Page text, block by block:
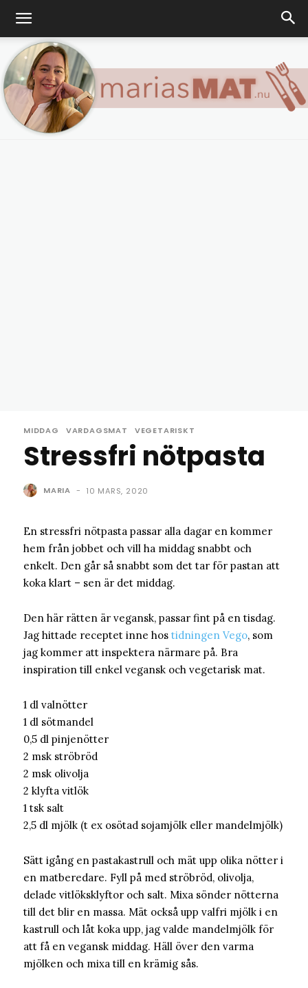
MIDDAG VARDAGSMAT VEGETARISKT
Stressfri nötpasta
MARIA - 10 MARS, 2020
En stressfri nötpasta passar alla dagar en kommer
hem från jobbet och vill ha middag snabbt och
enkelt. Den går så snabbt som det tar för pastan att
koka klart – sen är det middag.
Den här rätten är vegansk, passar fint på en tisdag.
Jag hittade receptet inne hos tidningen Vego, som
jag kommer att inspektera närmare på. Bra
inspiration till enkel vegansk och vegetarisk mat.
1 dl valnötter
1 dl sötmandel
0,5 dl pinjenötter
2 msk ströbröd
2 msk olivolja
2 klyfta vitlök
1 tsk salt
2,5 dl mjölk (t ex osötad sojamjölk eller mandelmjölk)
Sätt igång en pastakastrull och mät upp olika nötter i
en matberedare. Fyll på med ströbröd, olivolja,
delade vitlöksklyftor och salt. Mixa sönder nötterna
till det blir en massa. Mät också upp valfri mjölk i en
kastrull och låt koka upp, jag valde mandelmjölk för
att få en vegansk middag. Häll över den varma
mjölken och mixa till en krämig sås.